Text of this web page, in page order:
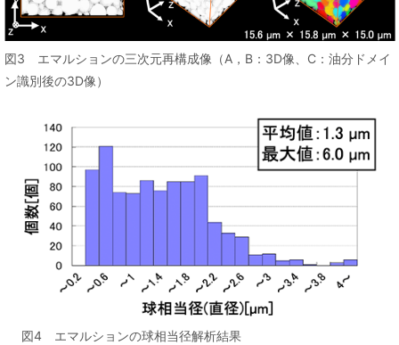
図3 エマルションの三次元再構成像（A，B：3D像、C：油分ドメイ
ン識別後の3D像）
図4 エマルションの球相当径解析結果